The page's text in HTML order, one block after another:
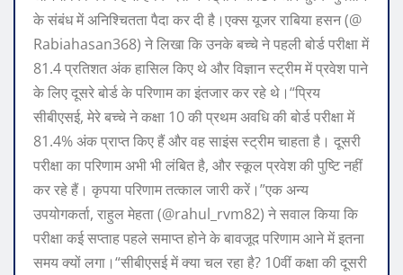
के संबंध में अनिश्चितता पैदा कर दी है।एक्स यूजर राबिया हसन (@
Rabiahasan368) ने लिखा कि उनके बच्चे ने पहली बोर्ड परीक्षा में
81.4 प्रतिशत अंक हासिल किए थे और विज्ञान स्ट्रीम में प्रवेश पाने
के लिए दूसरे बोर्ड के परिणाम का इंतजार कर रहे थे।“प्रिय
सीबीएसई, मेरे बच्चे ने कक्षा 10 की प्रथम अवधि की बोर्ड परीक्षा में
81.4% अंक प्राप्त किए हैं और वह साइंस स्ट्रीम चाहता है। दूसरी
परीक्षा का परिणाम अभी भी लंबित है, और स्कूल प्रवेश की पुष्टि नहीं
कर रहे हैं। कृपया परिणाम तत्काल जारी करें।”एक अन्य
उपयोगकर्ता, राहुल मेहता (@rahul_rvm82) ने सवाल किया कि
परीक्षा कई सप्ताह पहले समाप्त होने के बावजूद परिणाम आने में इतना
समय क्यों लगा।“सीबीएसई में क्या चल रहा है? 10वीं कक्षा की दूसरी